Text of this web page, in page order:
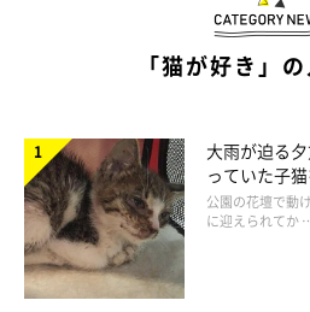
「猫が好き」
大雨が迫る
っていた子
と“姉妹”の
公園の花壇で動
に迎えられてか